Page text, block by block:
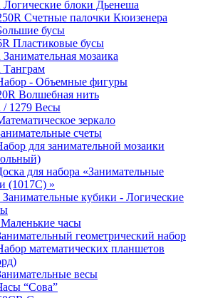
Логические блоки Дьенеша
Счетные палочки Кюизенера
бусы
Пластиковые бусы
Занимательная мозаика
Танграм
- Объемные фигуры
Волшебная нить
/ 1279 Весы
зеркало
счеты
для занимательной мозаики
для набора «Занимательные
(1017C) »
Занимательные кубики - Логические
Маленькие часы
геометрический набор
математических планшетов
весы
“Сова”